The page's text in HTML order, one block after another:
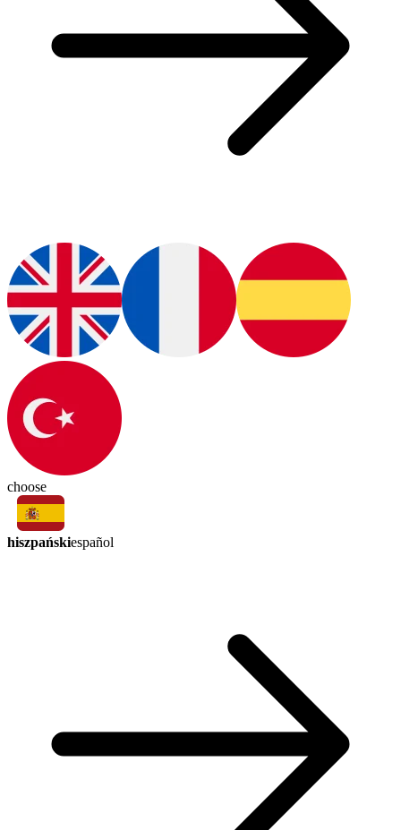
choose
hiszpańskiespañol